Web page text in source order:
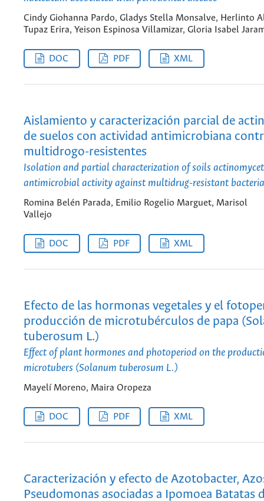
Cindy Giohanna Pardo, Gladys Stella Monsalve, Herlinto
Tupaz Erira, Yeison Espinosa Villamizar, Gloria Isabel
DOC PDF XML
Aislamiento y caracterización parcial de
de suelos con actividad antimicrobiana
multidrogo-resistentes
Isolation and partial characterization of soils
antimicrobial activity against multidrug-resistant bacteria
Romina Belén Parada, Emilio Rogelio Marguet, Marisol
Vallejo
DOC PDF XML
Efecto de las hormonas vegetales y el
producción de microtubérculos de papa
tuberosum L.)
Effect of plant hormones and photoperiod on the
microtubers (Solanum tuberosum L.)
Mayelí Moreno, Maira Oropeza
DOC PDF XML
Caracterización y efecto de Azotobacter,
Pseudomonas asociadas a Ipomoea Batatas